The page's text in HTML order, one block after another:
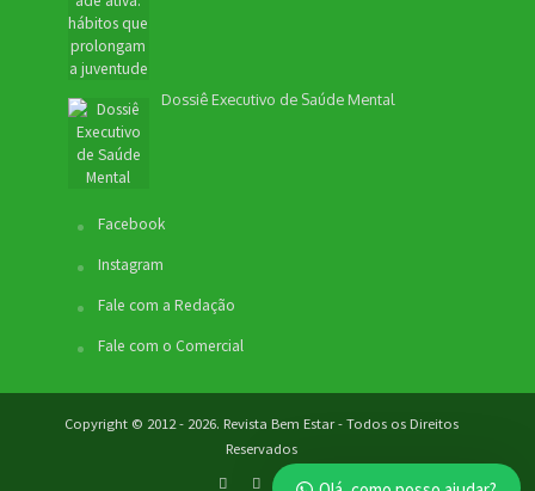
Dossiê Executivo de Saúde Mental
Facebook
Instagram
Fale com a Redação
Fale com o Comercial
Copyright © 2012 - 2026. Revista Bem Estar - Todos os Direitos
Reservados